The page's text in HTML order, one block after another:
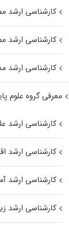
کارشناسی ارشد
کارشناسی ارشد
کارشناسی ارشد
معرفی گروه علوم
کارشناسی ارشد
کارشناسی ارشد
کارشناسی ارشد
کارشناسی ارشد